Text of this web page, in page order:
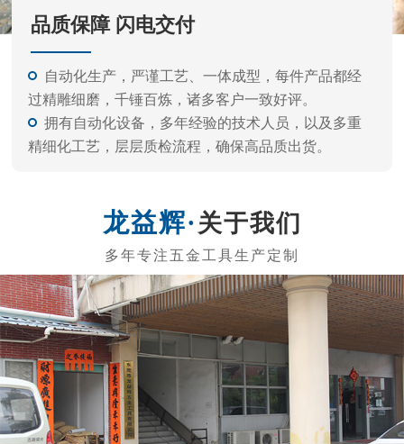
东莞市龙益辉五金工具有限公司
东莞市龙益辉五金工具有限公司是专业的生产内六角扳
手、电动批头系列、测电笔系列、螺丝刀系列、五金工具等
的公司。 产品外观精美、质量标准、价格实惠，专业的生产
和开发经验,技术力量成熟、生产设备优良、制作技术水平先
进，东莞市龙益辉五金工具有限公司不断提高服务质量，力